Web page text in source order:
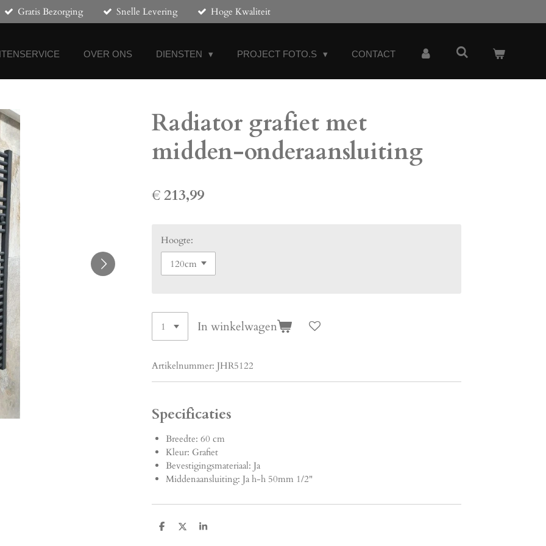
Gratis Bezorging Snelle Levering Hoge Kwaliteit
OVER ONS DIENSTEN PROJECT FOTO.S CONTACT
Radiator grafiet met
midden-onderaansluiting
€ 213,99
Hoogte:
In winkelwagen
Artikelnummer: JHR5122
Specificaties
Breedte: 60 cm
Kleur: Grafiet
Bevestigingsmateriaal: Ja
Middenaansluiting: Ja h-h 50mm 1/2"
D
D
S